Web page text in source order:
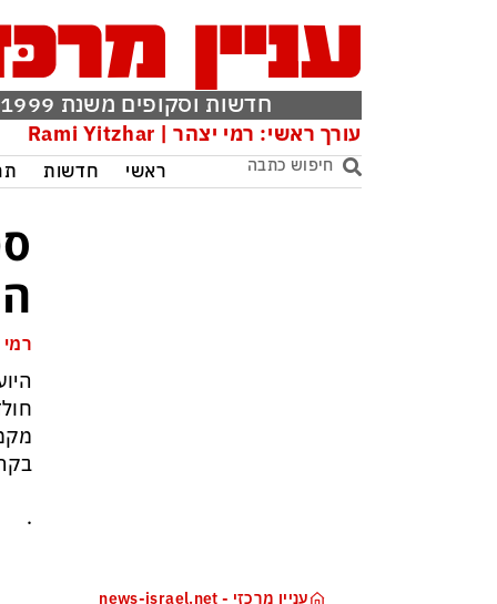
חדשות וסקופים משנת 1999
עורך ראשי: רמי יצהר | Rami Yitzhar
ראשי חדשות
עניין מרכזי - news-israel.net
.